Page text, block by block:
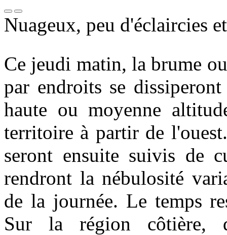
Nuageux, peu d'éclaircies
Ce jeudi matin, la brume
par endroits se
haute ou moyenne
territoire à partir de
seront ensuite suivis de
rendront la nébulosité
de la journée. Le temps
Sur la région côtière,